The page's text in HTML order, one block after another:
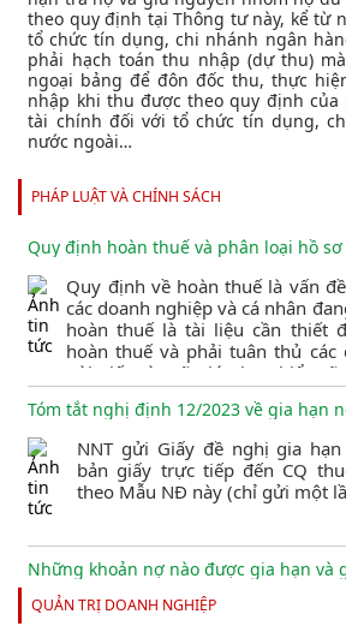
theo quy định tại Thông tư này, kể từ
tổ chức tín dụng, chi nhánh ngân
phải hạch toán thu nhập (dự thu)
ngoại bảng để đôn đốc thu, thực
nhập khi thu được theo quy định của
tài chính đối với tổ chức tín dụng,
nước ngoài…
PHÁP LUẬT VÀ CHÍNH SÁCH
Quy định hoàn thuế và phân loại hồ
Quy định về hoàn thuế là vấn
các doanh nghiệp và cá nhân
hoàn thuế là tài liệu cần thiết
hoàn thuế và phải tuân thủ các
Bài viết này sẽ giúp bạn hiểu
phân loại hồ sơ hoàn thuế để
liên quan đến thuế.
Tóm tắt nghị định 12/2023 về gia hạn
NNT gửi Giấy đề nghị gia
bản giấy trực tiếp đến CQ
theo Mẫu NĐ này (chỉ gửi một
Ngân hàng Nhà nước vừa ban
QUẢN TRỊ DOANH NGHIỆP